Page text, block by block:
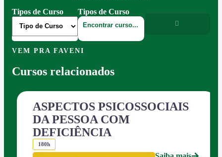
Tipos de Curso
Tipos de Curso
VEM PRA FAVENI
Cursos relacionados
ASPECTOS PSICOSSOCIAIS
DA PESSOA COM
DEFICIÊNCIA
180h